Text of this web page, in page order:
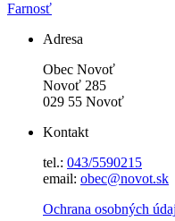
Farnosť
Adresa
Obec Novoť
Novoť 285
029 55 Novoť
Kontakt
tel.: 043/5590215
email: obec@novot.sk
Ochrana osobných